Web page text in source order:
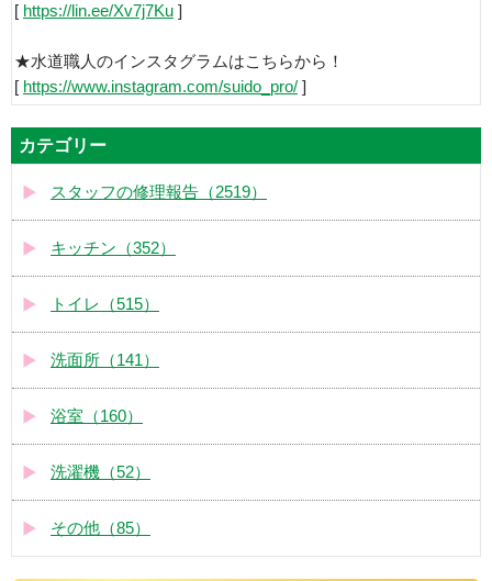
[ https://lin.ee/Xv7j7Ku ]
★水道職人のインスタグラムはこちらから！
[ https://www.instagram.com/suido_pro/ ]
カテゴリー
スタッフの修理報告（2519）
キッチン（352）
トイレ（515）
洗面所（141）
浴室（160）
洗濯機（52）
その他（85）